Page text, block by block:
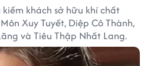
khách sở hữu khí chất
Xuy Tuyết, Diệp Cô Thành,
và Tiêu Thập Nhất Lang.